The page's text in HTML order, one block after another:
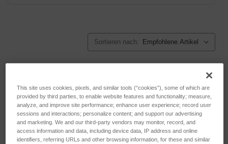
Sortieren nach:
This site uses cookies, pixels, and similar tools (“cookies”), some of which are
provided by third parties, to enable website features and functionality; measure,
analyze, and improve site performance; enhance user experience; record user
sessions and interactions; personalize content; and support our advertising
and marketing. We and our third-party vendors may monitor, record, and
access information and data, including device data, IP address and online
identifiers, referring URLs and other browsing information, for these and similar